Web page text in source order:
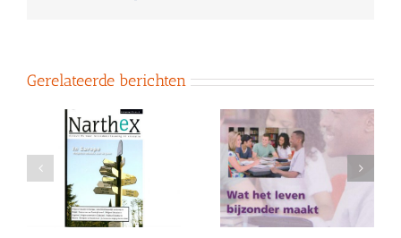
Gerelateerde berichten
Onderzoek naar
spirituele ervaringen
van jong volwassenen
De Kracht van Water,
Aarde, Lucht en Vuur.
Leven met de
natuurelementen